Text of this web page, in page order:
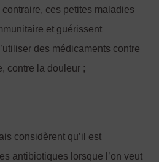
contraire, ces petites maladies
et guérissent
des médicaments contre
contre la douleur ;
considèrent qu’il est
antibiotiques lorsque l’on veut